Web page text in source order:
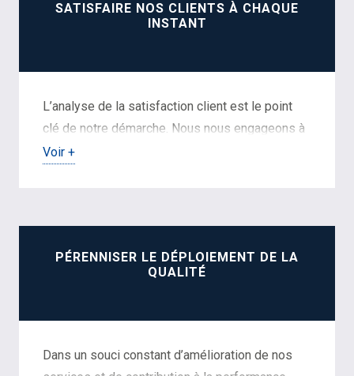
SATISFAIRE NOS CLIENTS À CHAQUE
INSTANT
L’analyse de la satisfaction client est le point
clé de notre démarche. Nous nous engageons à
être en permanence à l’écoute de nos clients
Voir +
PÉRENNISER LE DÉPLOIEMENT DE LA
QUALITÉ
Dans un souci constant d’amélioration de nos